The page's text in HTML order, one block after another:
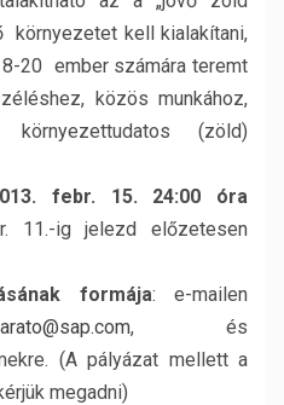
környezetet kell kialakítani,
20 ember számára teremt
közös munkához,
(zöld)
febr. 15. 24:00 óra
11.-ig jelezd előzetesen
formája: e-mailen
, és
(A pályázat mellett a
megadni)